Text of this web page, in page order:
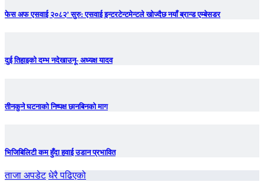
फेस अफ एसवाई २०८२’ सुरु: एसवाई इन्टरटेन्टमेन्टले खोज्दैछ नयाँ ब्रान्ड एम्बेसडर
दुई तिहाइको दम्भ नदेखाउनू- अध्यक्ष यादव
तीनकुने घटनाकाे निष्पक्ष छानबिनकाे माग
भिजिबिलिटी कम हुँदा हवाई उडान प्रभावित
ताजा अपडेट धेरै पढिएको